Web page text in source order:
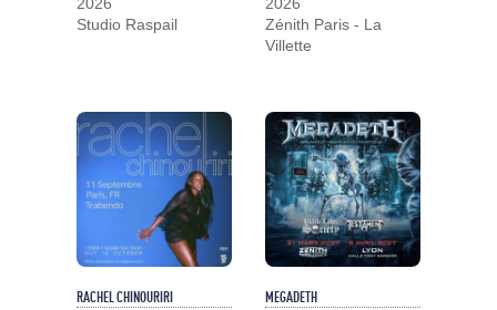
Studio Raspail
Zénith Paris - La
Villette
RACHEL CHINOURIRI
MEGADETH